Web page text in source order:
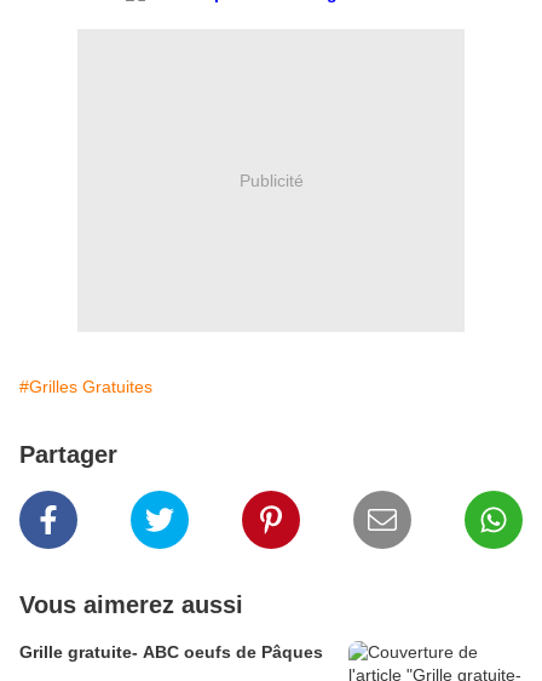
Publicité
#Grilles Gratuites
Partager
Vous aimerez aussi
Grille gratuite- ABC oeufs de Pâques